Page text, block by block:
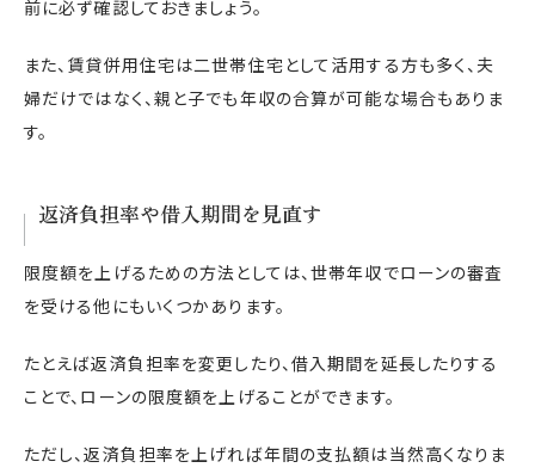
前に必ず確認しておきましょう。
また、賃貸併用住宅は二世帯住宅として活用する方も多く、夫
婦だけではなく、親と子でも年収の合算が可能な場合もありま
す。
返済負担率や借入期間を見直す
限度額を上げるための方法としては、世帯年収でローンの審査
を受ける他にもいくつかあります。
たとえば返済負担率を変更したり、借入期間を延長したりする
ことで、ローンの限度額を上げることができます。
ただし、返済負担率を上げれば年間の支払額は当然高くなりま